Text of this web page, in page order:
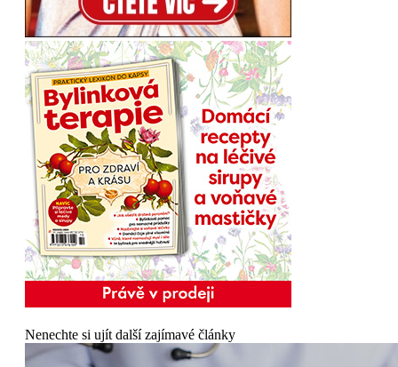
Nenechte si ujít další zajímavé články